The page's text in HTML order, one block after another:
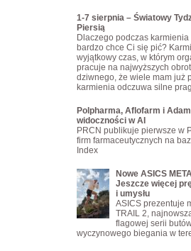
1-7 sierpnia – Światowy
Piersią
Dlaczego podczas
bardzo chce Ci się pić?
wyjątkowy czas, w którym
pracuje na najwyższych
dziwnego, że wiele mam już
karmienia odczuwa silne
Polpharma, Aflofarm i
widoczności w AI
PRCN publikuje pierwsze w
firm farmaceutycznych na
Index
Nowe ASICS
Jeszcze więcej
i umysłu
ASICS prezentuje
TRAIL 2,
flagowej serii
wyczynowego biegania w